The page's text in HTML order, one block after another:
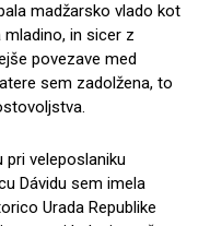
madžarsko vlado kot
in sicer z
povezave med
sem zadolžena, to
veleposlaniku
Dávidu sem imela
Urada Republike